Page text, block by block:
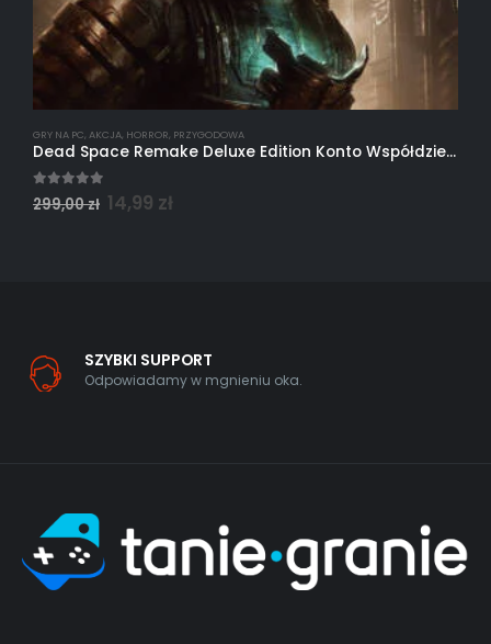
GRY NA PC, AKCJA, HORROR, PRZYGODOWA
Dead Space Remake Deluxe Edition Konto Współdzielone Steam PC
5.00out of 5
299,00zł 14,99 zł
SZYBKI SUPPORT
Odpowiadamy w mgnieniu oka.